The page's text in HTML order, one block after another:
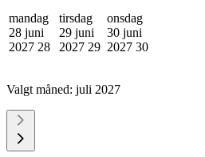
mandag
28 juni
2027 28
tirsdag
29 juni
2027 29
onsdag
30 juni
2027 30
Valgt måned: juli 2027